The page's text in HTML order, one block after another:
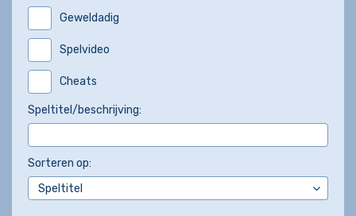
Geweldadig
Spelvideo
Cheats
Speltitel/beschrijving:
Sorteren op: